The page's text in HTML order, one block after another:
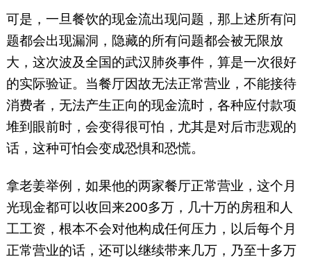
可是，一旦餐饮的现金流出现问题，那上述所有问
题都会出现漏洞，隐藏的所有问题都会被无限放
大，这次波及全国的武汉肺炎事件，算是一次很好
的实际验证。当餐厅因故无法正常营业，不能接待
消费者，无法产生正向的现金流时，各种应付款项
堆到眼前时，会变得很可怕，尤其是对后市悲观的
话，这种可怕会变成恐惧和恐慌。
拿老姜举例，如果他的两家餐厅正常营业，这个月
光现金都可以收回来200多万，几十万的房租和人
工工资，根本不会对他构成任何压力，以后每个月
正常营业的话，还可以继续带来几万，乃至十多万